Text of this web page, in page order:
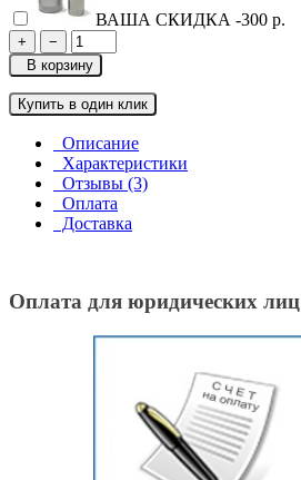
ВАША СКИДКА -300 р.
+
−
В корзину
Купить в один клик
Описание
Характеристики
Отзывы (3)
Оплата
Доставка
Оплата для юридических